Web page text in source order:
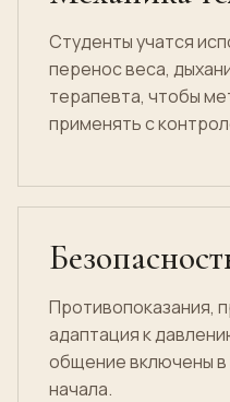
Студенты учатся
перенос веса,
терапевта, чтобы
применять с
Противопоказания,
адаптация к
общение включены в
начала.